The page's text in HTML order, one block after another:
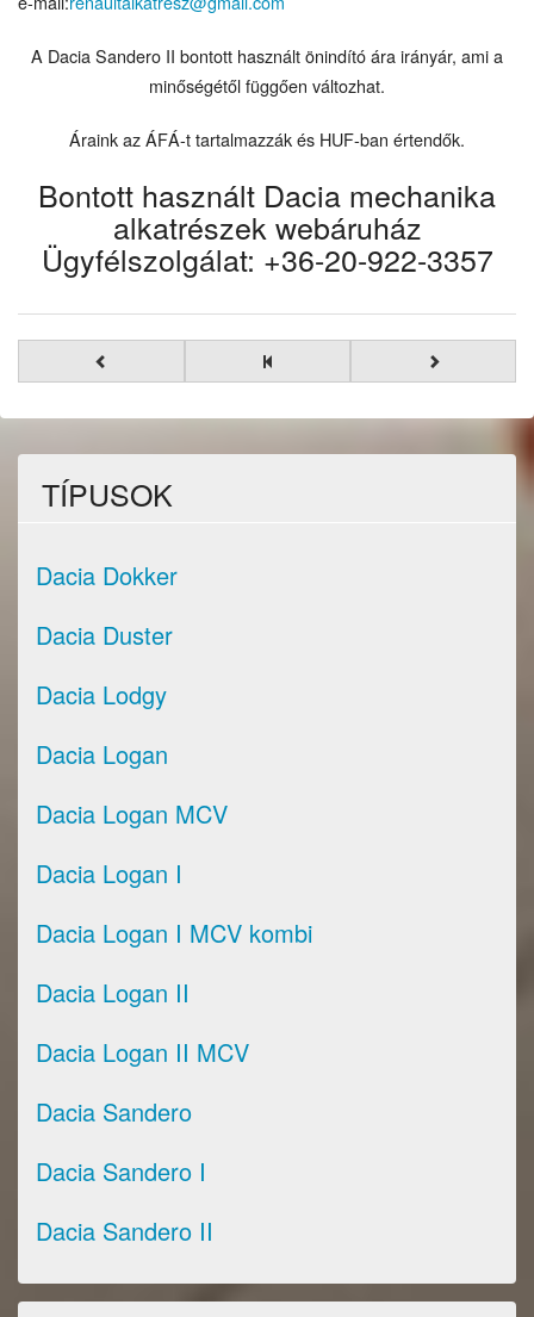
A Dacia Sandero II bontott használt önindító ára irányár, ami a
minőségétől függően változhat.
Áraink az ÁFÁ-t tartalmazzák és HUF-ban értendők.
Bontott használt Dacia mechanika
alkatrészek webáruház
Ügyfélszolgálat: +36-20-922-3357
TÍPUSOK
Dacia Dokker
Dacia Duster
Dacia Lodgy
Dacia Logan
Dacia Logan MCV
Dacia Logan I
Dacia Logan I MCV kombi
Dacia Logan II
Dacia Logan II MCV
Dacia Sandero
Dacia Sandero I
Dacia Sandero II